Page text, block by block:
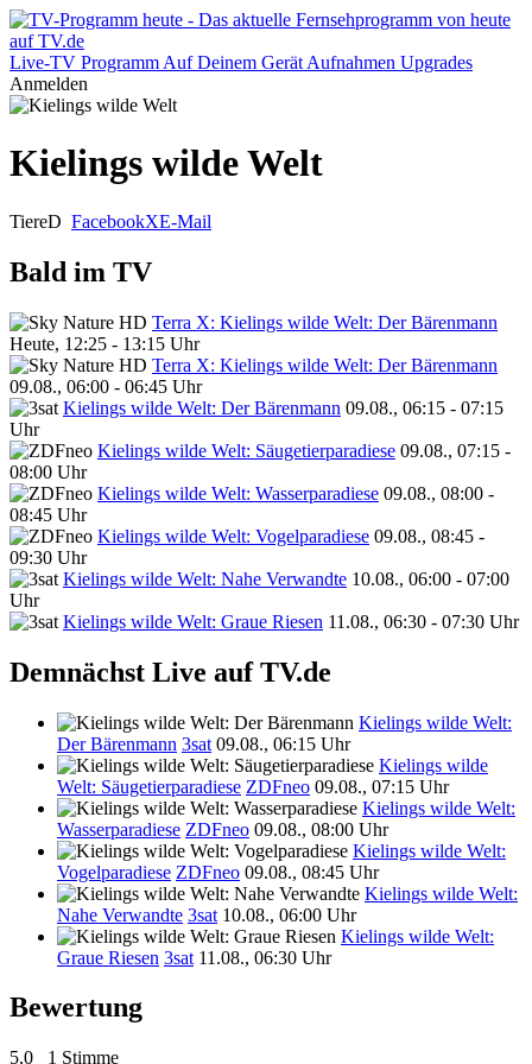
Live-TV Programm Auf Deinem Gerät Aufnahmen Upgrades
Anmelden
Kielings wilde Welt
TiereD FacebookXE-Mail
Bald im TV
Terra X: Kielings wilde Welt: Der Bärenmann
Heute, 12:25 - 13:15 Uhr
Terra X: Kielings wilde Welt: Der Bärenmann
09.08., 06:00 - 06:45 Uhr
Kielings wilde Welt: Der Bärenmann 09.08., 06:15 - 07:15
Uhr
Kielings wilde Welt: Säugetierparadiese 09.08., 07:15 -
08:00 Uhr
Kielings wilde Welt: Wasserparadiese 09.08., 08:00 -
08:45 Uhr
Kielings wilde Welt: Vogelparadiese 09.08., 08:45 -
09:30 Uhr
Kielings wilde Welt: Nahe Verwandte 10.08., 06:00 - 07:00
Uhr
Kielings wilde Welt: Graue Riesen 11.08., 06:30 - 07:30 Uhr
Demnächst Live auf TV.de
Kielings wilde Welt:
Der Bärenmann 3sat 09.08., 06:15 Uhr
Kielings wilde
Welt: Säugetierparadiese ZDFneo 09.08., 07:15 Uhr
Kielings wilde Welt:
Wasserparadiese ZDFneo 09.08., 08:00 Uhr
Kielings wilde Welt:
Vogelparadiese ZDFneo 09.08., 08:45 Uhr
Kielings wilde Welt:
Nahe Verwandte 3sat 10.08., 06:00 Uhr
Kielings wilde Welt:
Graue Riesen 3sat 11.08., 06:30 Uhr
Bewertung
5,0 1 Stimme